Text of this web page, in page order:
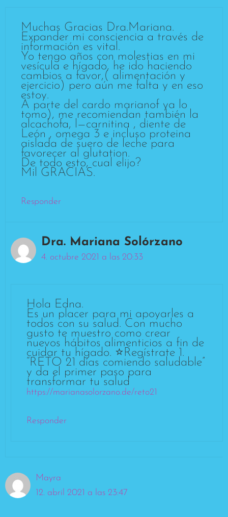
Muchas Gracias Dra.Mariana.
Expander mi consciencia a través de
información es vital.
Yo tengo años con molestias en mi
vesícula e hígado, he ido haciendo
cambios a favor,( alimentación y
ejercicio) pero aún me falta y en eso
estoy.
A parte del cardo marianof ya lo
tomo), me recomiendan también la
alcachofa, l—carnitina , diente de
León , omega 3 e incluso proteina
aislada de suero de leche para
favorecer al glutation.
De todo esto, cual elijo?
Mil GRACIAS.
Responder
Dra. Mariana Solórzano
4. octubre 2021 a las 20:33
Hola Edna.
Es un placer para mi apoyarles a
todos con su salud. Con mucho
gusto te muestro como crear
nuevos hábitos alimenticios a fin de
cuidar tu hígado. ⭐Regístrate 1.
“RETO 21 días comiendo saludable”
y da el primer paso para
transformar tu salud
https://marianasolorzano.de/reto21
Responder
Mayra
12. abril 2021 a las 23:47